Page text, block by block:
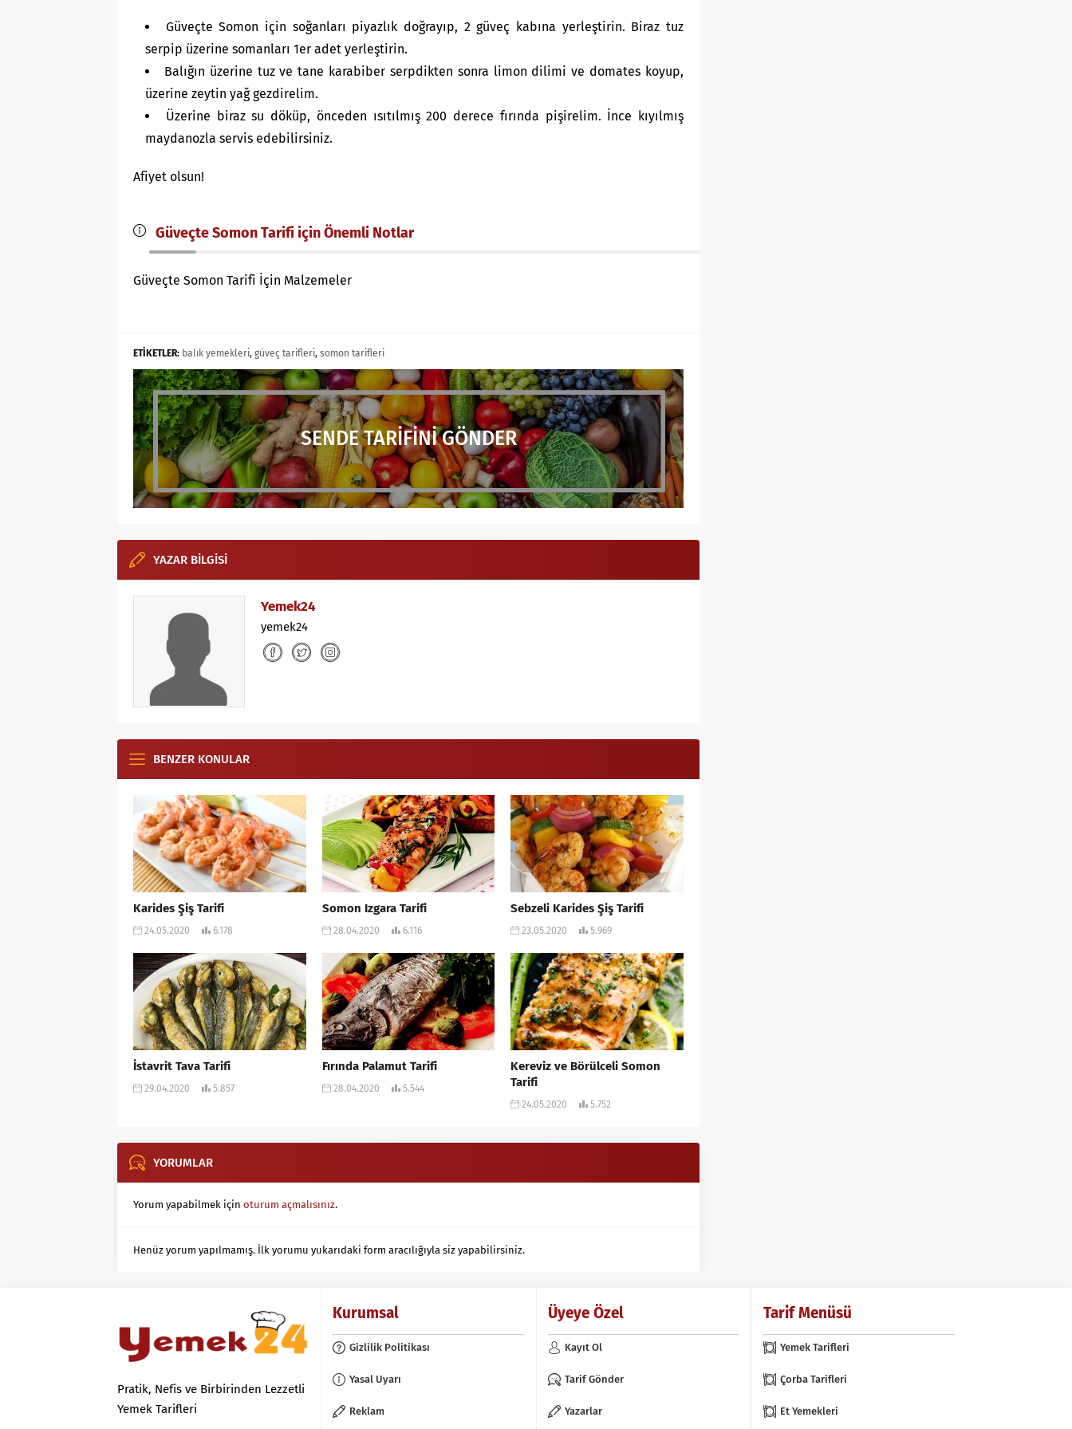
Güveçte Somon için soğanları piyazlık doğrayıp, 2 güveç kabına yerleştirin. Biraz tuz
serpip üzerine somanları 1er adet yerleştirin.
Balığın üzerine tuz ve tane karabiber serpdikten sonra limon dilimi ve domates koyup,
üzerine zeytin yağ gezdirelim.
Üzerine biraz su döküp, önceden ısıtılmış 200 derece fırında pişirelim. İnce kıyılmış
maydanozla servis edebilirsiniz.
Afiyet olsun!
Güveçte Somon Tarifi için Önemli Notlar
Güveçte Somon Tarifi İçin Malzemeler
ETİKETLER: balık yemekleri, güveç tarifleri, somon tarifleri
SENDE TARİFİNİ GÖNDER
YAZAR BİLGİSİ
Yemek24
yemek24
BENZER KONULAR
Karides Şiş Tarifi
24.05.2020 6.178
Somon Izgara Tarifi
28.04.2020 6.116
Sebzeli Karides Şiş Tarifi
23.05.2020 5.969
İstavrit Tava Tarifi
29.04.2020 5.857
Fırında Palamut Tarifi
28.04.2020 5.544
Kereviz ve Börülceli Somon
Tarifi
24.05.2020 5.752
YORUMLAR
Yorum yapabilmek için oturum açmalısınız.
Henüz yorum yapılmamış. İlk yorumu yukarıdaki form aracılığıyla siz yapabilirsiniz.
Pratik, Nefis ve Birbirinden Lezzetli
Yemek Tarifleri
Kurumsal
Gizlilik Politikası
Yasal Uyarı
Reklam
Üyeye Özel
Kayıt Ol
Tarif Gönder
Yazarlar
Tarif Menüsü
Yemek Tarifleri
Çorba Tarifleri
Et Yemekleri